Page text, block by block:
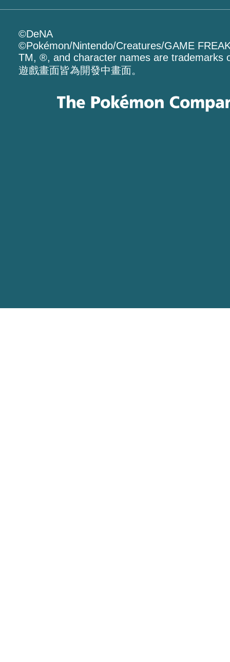
©DeNA
©Pokémon/Nintendo/Creatures/GAME
TM, ®, and character names are trademarks
遊戲畫面皆為開發中畫面。